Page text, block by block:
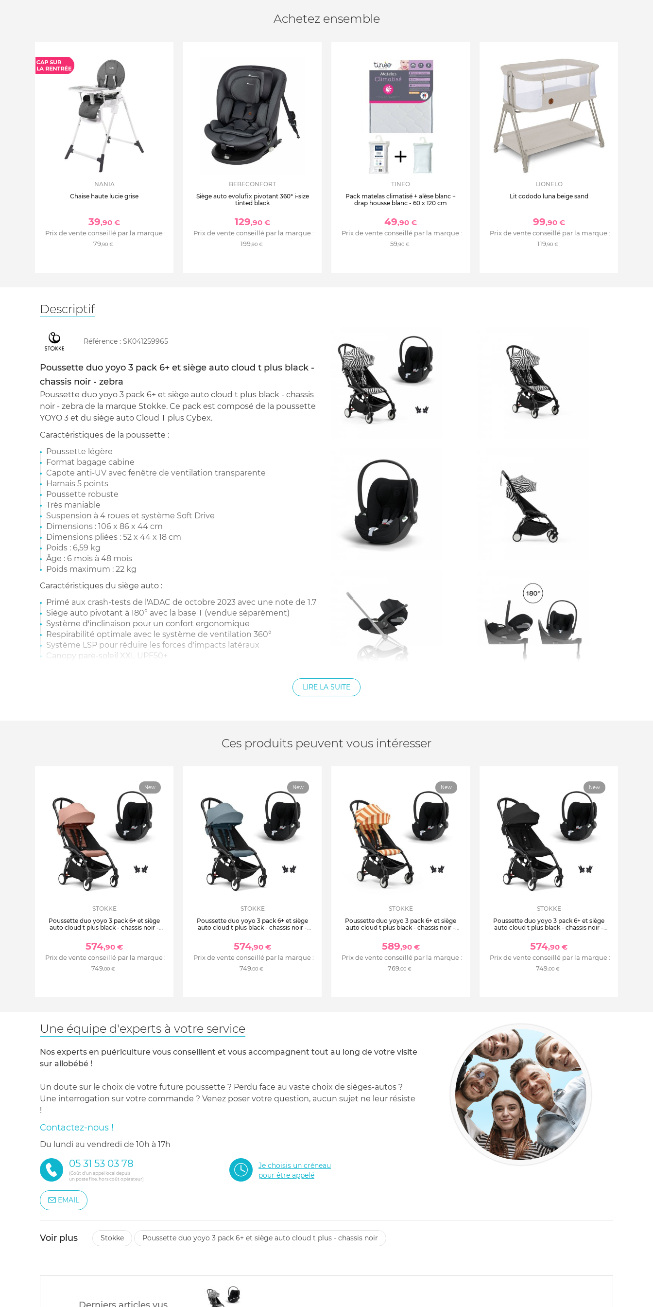
Achetez ensemble
NANIA
Chaise haute lucie grise
39,90 €
Prix de vente conseillé par la marque :
79,90 €
BEBECONFORT
Siège auto evolufix pivotant 360° i-size
tinted black
129,90 €
Prix de vente conseillé par la marque :
199,90 €
TINEO
Pack matelas climatisé + alèse blanc +
drap housse blanc - 60 x 120 cm
49,90 €
Prix de vente conseillé par la marque :
59,90 €
LIONELO
Lit cododo luna beige sand
99,90 €
Prix de vente conseillé par la marque :
119,90 €
Descriptif
Référence : SK041259965
Poussette duo yoyo 3 pack 6+ et siège auto cloud t plus black -
chassis noir - zebra
Poussette duo yoyo 3 pack 6+ et siège auto cloud t plus black - chassis
noir - zebra de la marque Stokke. Ce pack est composé de la poussette
YOYO 3 et du siège auto Cloud T plus Cybex.
Caractéristiques de la poussette :
Poussette légère
Format bagage cabine
Capote anti-UV avec fenêtre de ventilation transparente
Harnais 5 points
Poussette robuste
Très maniable
Suspension à 4 roues et système Soft Drive
Dimensions : 106 x 86 x 44 cm
Dimensions pliées : 52 x 44 x 18 cm
Poids : 6,59 kg
Âge : 6 mois à 48 mois
Poids maximum : 22 kg
Caractéristiques du siège auto :
Primé aux crash-tests de l'ADAC de octobre 2023 avec une note de 1.7
Siège auto pivotant à 180° avec la base T (vendue séparément)
Système d'inclinaison pour un confort ergonomique
Respirabilité optimale avec le système de ventilation 360°
Système LSP pour réduire les forces d'impacts latéraux
Canopy pare-soleil XXL UPF50+
Installation avec la base ou avec la ceinture (compatible avec tous les
sièges de véhicules équipés de ceintures automatiques à 3 points)
LIRE LA SUITE
Ces produits peuvent vous intéresser
New
STOKKE
Poussette duo yoyo 3 pack 6+ et siège
auto cloud t plus black - chassis noir -
574,90 €
Prix de vente conseillé par la marque :
749,00 €
New
STOKKE
Poussette duo yoyo 3 pack 6+ et siège
auto cloud t plus black - chassis noir -
574,90 €
Prix de vente conseillé par la marque :
749,00 €
New
STOKKE
Poussette duo yoyo 3 pack 6+ et siège
auto cloud t plus black - chassis noir -
589,90 €
Prix de vente conseillé par la marque :
769,00 €
New
STOKKE
Poussette duo yoyo 3 pack 6+ et siège
auto cloud t plus black - chassis noir -
574,90 €
Prix de vente conseillé par la marque :
749,00 €
Une équipe d'experts à votre service
Nos experts en puériculture vous conseillent et vous accompagnent tout au long de votre visite
sur allobébé !
Un doute sur le choix de votre future poussette ? Perdu face au vaste choix de sièges-autos ?
Une interrogation sur votre commande ? Venez poser votre question, aucun sujet ne leur résiste
!
Contactez-nous !
du lundi au vendredi de 10h à 17h
05 31 53 03 78
(Coût d'un appel local depuis
un poste fixe, hors coût opérateur)
Je choisis un créneau
pour être appelé
EMAIL
Voir plus stokke poussette duo yoyo 3 pack 6+ et siège auto cloud t plus - chassis noir
Derniers articles vus